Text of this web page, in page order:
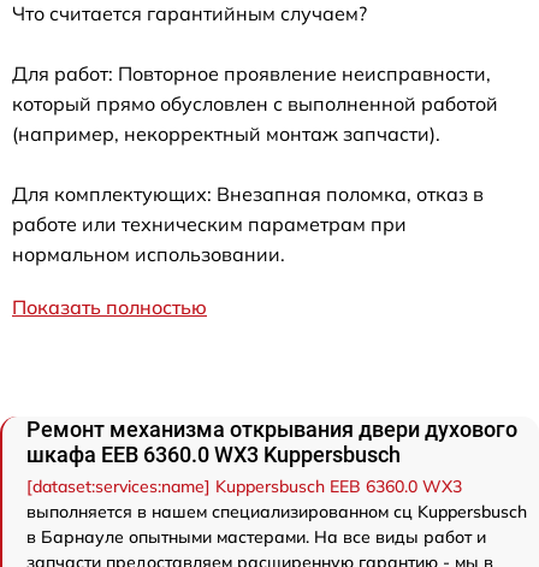
Что считается гарантийным случаем?
Для работ: Повторное проявление неисправности,
который прямо обусловлен с выполненной работой
(например, некорректный монтаж запчасти).
Для комплектующих: Внезапная поломка, отказ в
работе или техническим параметрам при
нормальном использовании.
Показать полностью
Ремонт механизма открывания двери духового
шкафа EEB 6360.0 WX3 Kuppersbusch
[dataset:services:name] Kuppersbusch EEB 6360.0 WX3
выполняется в нашем специализированном сц Kuppersbusch
в Барнауле опытными мастерами. На все виды работ и
запчасти предоставляем расширенную гарантию - мы в